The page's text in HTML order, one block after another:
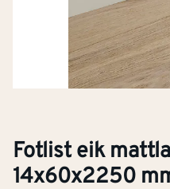
Fotlist eik
14x60x2250